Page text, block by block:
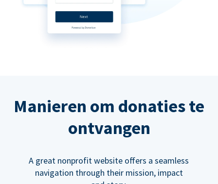
Manieren om donaties te
ontvangen
A great nonprofit website offers a seamless
navigation through their mission, impact